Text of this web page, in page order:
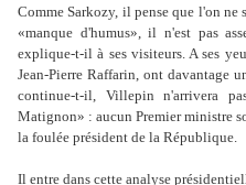
Comme Sarkozy, il pense que l'on
«manque d'humus», il n'est pas
explique-t-il à ses visiteurs. A ses
Jean-Pierre Raffarin, ont davantage
continue-t-il, Villepin n'arrivera
Matignon» : aucun Premier ministre
la foulée président de la République.
Il entre dans cette analyse